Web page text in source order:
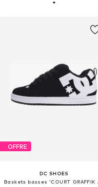
OFFRE
DC SHOES